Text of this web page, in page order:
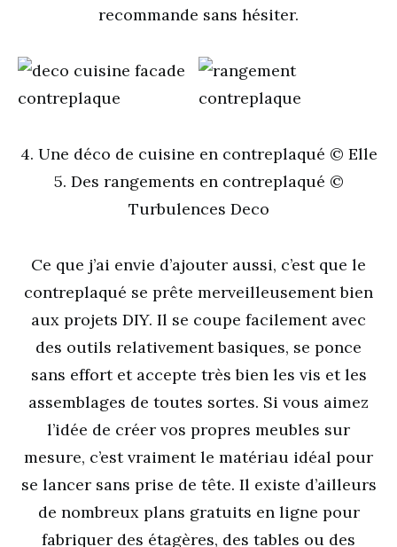
recommande sans hésiter.
4. Une déco de cuisine en contreplaqué © Elle
5. Des rangements en contreplaqué ©
Turbulences Deco
Ce que j’ai envie d’ajouter aussi, c’est que le
contreplaqué se prête merveilleusement bien
aux projets DIY. Il se coupe facilement avec
des outils relativement basiques, se ponce
sans effort et accepte très bien les vis et les
assemblages de toutes sortes. Si vous aimez
l’idée de créer vos propres meubles sur
mesure, c’est vraiment le matériau idéal pour
se lancer sans prise de tête. Il existe d’ailleurs
de nombreux plans gratuits en ligne pour
fabriquer des étagères, des tables ou des